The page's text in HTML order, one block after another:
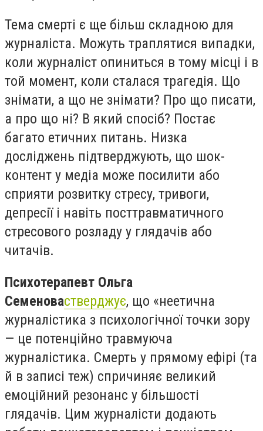
Тема смерті є ще більш складною для
журналіста. Можуть траплятися випадки,
коли журналіст опиниться в тому місці і в
той момент, коли сталася трагедія. Що
знімати, а що не знімати? Про що писати,
а про що ні? В який спосіб? Постає
багато етичних питань. Низка
досліджень підтверджують, що шок-
контент у медіа може посилити або
сприяти розвитку стресу, тривоги,
депресії і навіть посттравматичного
стресового розладу у глядачів або
читачів.
Психотерапевт Ольга
Семеновастверджує, що «неетична
журналістика з психологічної точки зору
— це потенційно травмуюча
журналістика. Смерть у прямому ефірі (та
й в записі теж) спричиняє великий
емоційний резонанс у більшості
глядачів. Цим журналісти додають